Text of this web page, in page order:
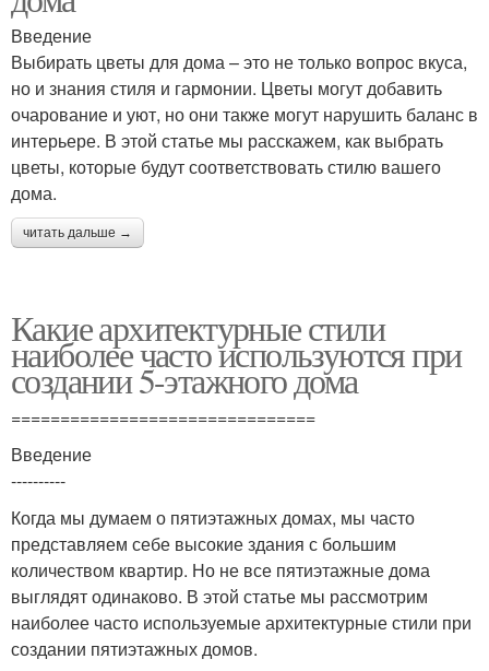
Введение
Выбирать цветы для дома – это не только вопрос вкуса,
но и знания стиля и гармонии. Цветы могут добавить
очарование и уют, но они также могут нарушить баланс в
интерьере. В этой статье мы расскажем, как выбрать
цветы, которые будут соответствовать стилю вашего
дома.
читать дальше →
Какие архитектурные стили
наиболее часто используются при
создании 5-этажного дома
===============================
Введение
----------
Когда мы думаем о пятиэтажных домах, мы часто
представляем себе высокие здания с большим
количеством квартир. Но не все пятиэтажные дома
выглядят одинаково. В этой статье мы рассмотрим
наиболее часто используемые архитектурные стили при
создании пятиэтажных домов.